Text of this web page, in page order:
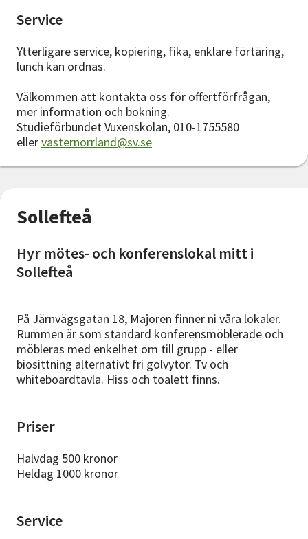
Service
Ytterligare service, kopiering, fika, enklare förtäring,
lunch kan ordnas.
Välkommen att kontakta oss för offertförfrågan,
mer information och bokning.
Studieförbundet Vuxenskolan, 010-1755580
ellervasternorrland@sv.se
Sollefteå
Hyr mötes- och konferenslokal mitt i
Sollefteå
På Järnvägsgatan 18, Majoren finner ni våra lokaler.
Rummen är som standard konferensmöblerade och
möbleras med enkelhet om till grupp - eller
biosittning alternativt fri golvytor. Tv och
whiteboardtavla. Hiss och toalett finns.
Priser
Halvdag 500 kronor
Heldag 1000 kronor
Service